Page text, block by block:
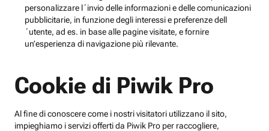
personalizzare l´invio delle informazioni e delle comunicazioni
pubblicitarie, in funzione degli interessi e preferenze dell
´utente, ad es. in base alle pagine visitate, e fornire
un’esperienza di navigazione più rilevante.
Cookie di Piwik Pro
Al fine di conoscere come i nostri visitatori utilizzano il sito,
impieghiamo i servizi offerti da Piwik Pro per raccogliere,